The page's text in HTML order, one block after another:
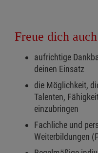
Freue dich
aufrichtige
deinen Einsatz
die Möglichkeit,
Talenten,
einzubringen
Fachliche und
Weiterbildungen